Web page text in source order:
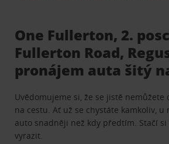
One Fullerton, 2.
Fullerton Road,
pronájem auta šitý
Uvědomujeme si, že se jistě nemůžete
na cestu. Ať už se chystáte kamkoliv,
auto snadněji než kdy předtím. Stačí si
vyrazit.